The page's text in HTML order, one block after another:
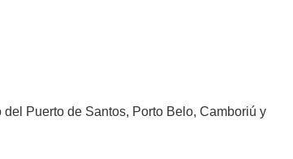
Puerto de Santos, Porto Belo, Camboriú y